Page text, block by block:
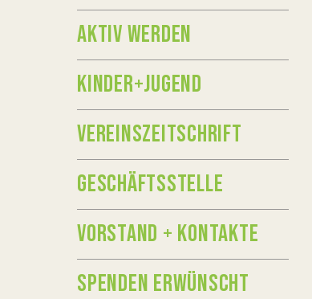
AKTIV WERDEN
KINDER+JUGEND
VEREINSZEITSCHRIFT
GESCHÄFTSSTELLE
VORSTAND + KONTAKTE
SPENDEN ERWÜNSCHT